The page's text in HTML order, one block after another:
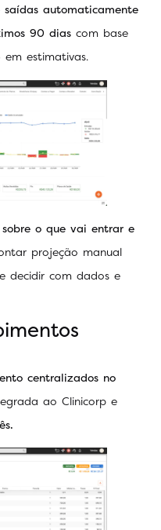
automaticamente
90 dias com base
estimativas.
o que vai entrar e
projeção manual
decidir com dados e
centralizados no
ao Clinicorp e